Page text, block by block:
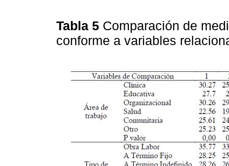
Tabla 5 Comparación de
conforme a variables